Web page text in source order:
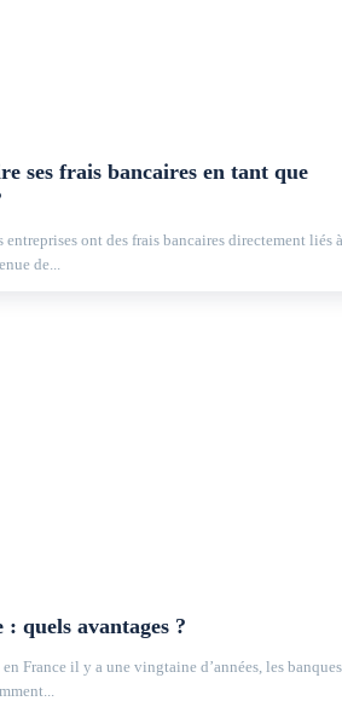
ses frais bancaires en tant que
ont des frais bancaires directement liés à
de...
quels avantages ?
France il y a une vingtaine d’années, les banques